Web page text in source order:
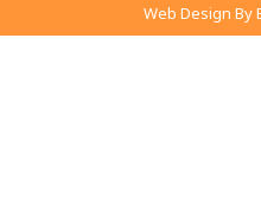
Web Design By